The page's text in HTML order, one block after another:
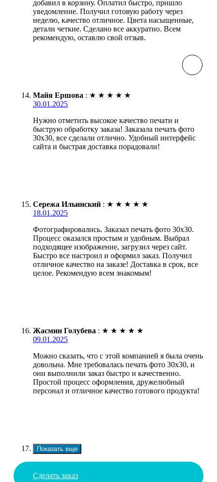
добавил в корзину. Оплатил быстро, пришло
уведомление. Получил готовую работу через
неделю, качество отличное. Цвета насыщенные,
детали четкие. Сделано все аккуратно. Всем
рекомендую, оставлю свой отзыв.
Майя Ершова : ★ ★ ★ ★ ★
30.01.2025
Нужно отметить высокое качество печати и
быструю обработку заказа! Заказала печать фото
30х30, все сделали отлично. Удобный интерфейс
сайта и быстрая доставка порадовали!
Сережа Ильинский : ★ ★ ★ ★ ★
18.01.2025
Фотографировались. Заказал печать фото 30х30.
Процесс оказался простым и удобным. Выбрал
подходящее изображение, загрузил через сайт.
Быстро все настроил и оформил заказ. Получил
отличное качество на заказе! Доставка в срок, все
целое. Рекомендую всем знакомым!
Жасмин Голубева : ★ ★ ★ ★ ★
09.01.2025
Можно сказать, что с этой компанией я была очень
довольна. Мне требовалась печать фото 30х30, и
они выполнили заказ быстро и качественно.
Простой процесс оформления, дружелюбный
персонал и отличное качество готового продукта!
Показать еще
Сделать заказ